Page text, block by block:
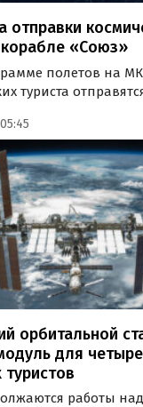
отправки
корабле «Союз»
полетов на
туриста
в
на МКС
орбитальной
для
туристов
работы